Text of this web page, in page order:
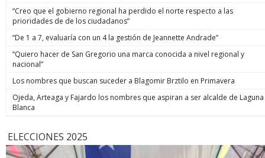
“Creo que el gobierno regional ha perdido el norte respecto a las
prioridades de de los ciudadanos”
“De 1 a 7, evaluaría con un 4 la gestión de Jeannette Andrade”
“Quiero hacer de San Gregorio una marca conocida a nivel regional y
nacional”
Los nombres que buscan suceder a Blagomir Brztilo en Primavera
Ojeda, Arteaga y Fajardo los nombres que aspiran a ser alcalde de Laguna
Blanca
ELECCIONES 2025